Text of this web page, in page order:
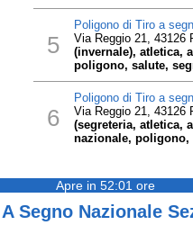
5
Poligono di Tiro a
Via Reggio 21, 43126
(invernale), atletica,
poligono, salute,
6
Poligono di Tiro a
Via Reggio 21, 43126
(segreteria, atletica,
nazionale,
Apre in 52:01 ore
Segno Nazionale